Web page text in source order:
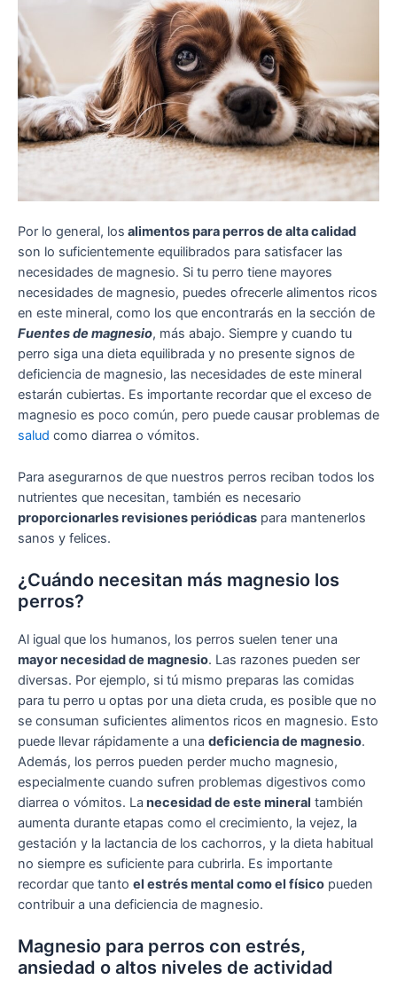
Por lo general, los alimentos para perros de alta calidad
son lo suficientemente equilibrados para satisfacer las
necesidades de magnesio. Si tu perro tiene mayores
necesidades de magnesio, puedes ofrecerle alimentos ricos
en este mineral, como los que encontrarás en la sección de
Fuentes de magnesio, más abajo. Siempre y cuando tu
perro siga una dieta equilibrada y no presente signos de
deficiencia de magnesio, las necesidades de este mineral
estarán cubiertas. Es importante recordar que el exceso de
magnesio es poco común, pero puede causar problemas de
salud como diarrea o vómitos.
Para asegurarnos de que nuestros perros reciban todos los
nutrientes que necesitan, también es necesario
proporcionarles revisiones periódicas para mantenerlos
sanos y felices.
¿Cuándo necesitan más magnesio los
perros?
Al igual que los humanos, los perros suelen tener una
mayor necesidad de magnesio. Las razones pueden ser
diversas. Por ejemplo, si tú mismo preparas las comidas
para tu perro u optas por una dieta cruda, es posible que no
se consuman suficientes alimentos ricos en magnesio. Esto
puede llevar rápidamente a una deficiencia de magnesio.
Además, los perros pueden perder mucho magnesio,
especialmente cuando sufren problemas digestivos como
diarrea o vómitos. La necesidad de este mineral también
aumenta durante etapas como el crecimiento, la vejez, la
gestación y la lactancia de los cachorros, y la dieta habitual
no siempre es suficiente para cubrirla. Es importante
recordar que tanto el estrés mental como el físico pueden
contribuir a una deficiencia de magnesio.
Magnesio para perros con estrés,
ansiedad o altos niveles de actividad